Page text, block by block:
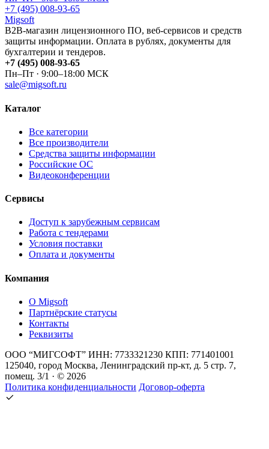
+7 (495) 008-93-65
Migsoft
B2B-магазин лицензионного ПО, веб-сервисов и средств
защиты информации. Оплата в рублях, документы для
бухгалтерии и тендеров.
+7 (495) 008-93-65
Пн–Пт · 9:00–18:00 МСК
sale@migsoft.ru
Каталог
Все категории
Все производители
Средства защиты информации
Российские ОС
Видеоконференции
Сервисы
Доступ к зарубежным сервисам
Работа с тендерами
Условия поставки
Оплата и документы
Компания
О Migsoft
Партнёрские статусы
Контакты
Реквизиты
ООО “МИГСОФТ” ИНН: 7733321230 КПП: 771401001
125040, город Москва, Ленинградский пр-кт, д. 5 стр. 7,
помещ. 3/1 · © 2026
Политика конфиденциальности Договор-оферта